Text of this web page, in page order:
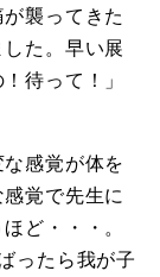
襲ってきた
た。早い展
待って！」
感覚が体を
覚で先生に
ど・・・。
ったら我が子